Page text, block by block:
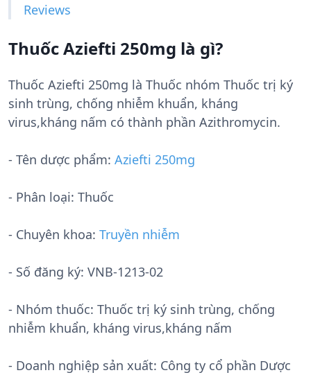
Reviews
Thuốc Aziefti 250mg là gì?
Thuốc Aziefti 250mg là Thuốc nhóm Thuốc trị ký
sinh trùng, chống nhiễm khuẩn, kháng
virus,kháng nấm có thành phần Azithromycin.
- Tên dược phẩm: Aziefti 250mg
- Phân loại: Thuốc
- Chuyên khoa: Truyền nhiễm
- Số đăng ký: VNB-1213-02
- Nhóm thuốc: Thuốc trị ký sinh trùng, chống
nhiễm khuẩn, kháng virus,kháng nấm
- Doanh nghiệp sản xuất: Công ty cổ phần Dược